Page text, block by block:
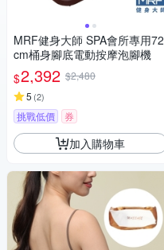
MRF健身大師 SPA會所專用72
cm桶身腳底電動按摩泡腳機
$2,392 $2,480
5 (2)
挑戰低價 券
加入購物車